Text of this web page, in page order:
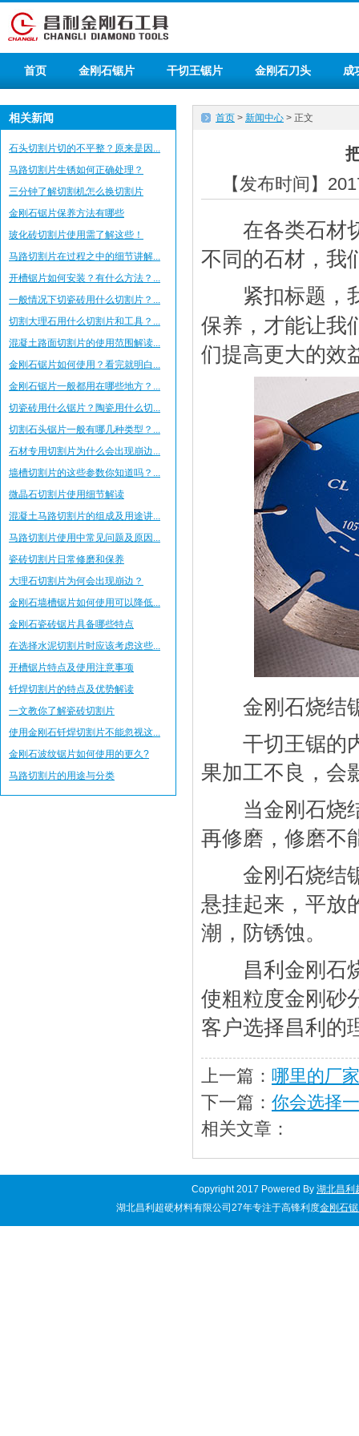
首页 金刚石锯片 干切王锯片 金刚石刀头 成
相关新闻
石头切割片切的不平整？原来是因...
马路切割片生锈如何正确处理？
三分钟了解切割机怎么换切割片
金刚石锯片保养方法有哪些
玻化砖切割片使用需了解这些！
马路切割片在过程之中的细节讲解...
开槽锯片如何安装？有什么方法？...
一般情况下切瓷砖用什么切割片？...
切割大理石用什么切割片和工具？...
混凝土路面切割片的使用范围解读...
金刚石锯片如何使用？看完就明白...
金刚石锯片一般都用在哪些地方？...
切瓷砖用什么锯片？陶瓷用什么切...
切割石头锯片一般有哪几种类型？...
石材专用切割片为什么会出现崩边...
墙槽切割片的这些参数你知道吗？...
微晶石切割片使用细节解读
混凝土马路切割片的组成及用途讲...
马路切割片使用中常见问题及原因...
瓷砖切割片日常修磨和保养
大理石切割片为何会出现崩边？
金刚石墙槽锯片如何使用可以降低...
金刚石瓷砖锯片具备哪些特点
在选择水泥切割片时应该考虑这些...
开槽锯片特点及使用注意事项
钎焊切割片的特点及优势解读
一文教你了解瓷砖切割片
使用金刚石钎焊切割片不能忽视这...
金刚石波纹锯片如何使用的更久?
马路切割片的用途与分类
首页 > 新闻中心 > 正文
【发布时间】
在各类石材切
不同的石材，我
紧扣标题，
保养，才能让我
们提高更大的效
金刚石烧结锯
干切王锯的内
果加工不良，会
当金刚石烧结
再修磨，修磨不
金刚石烧结锯
悬挂起来，平放
潮，防锈蚀。
昌利金刚石烧
使粗粒度金刚砂
客户选择昌利的
上一篇： 哪里的厂
下一篇： 你会选择
相关文章：
Copyright 2017 Powered By 湖北昌利
湖北昌利超硬材料有限公司27年专注于高锋利度金刚石